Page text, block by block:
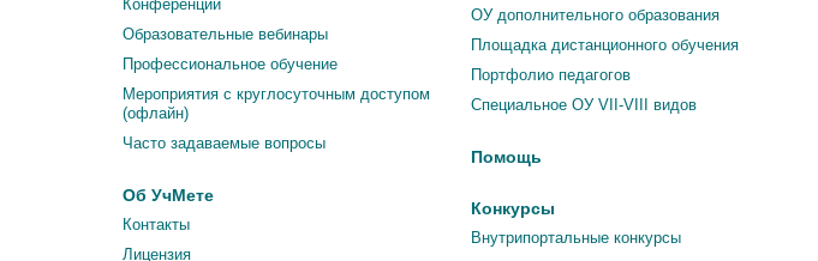
Конференции
Образовательные вебинары
Профессиональное обучение
Мероприятия c круглосуточным доступом
(офлайн)
Часто задаваемые вопросы
Об УчМете
Контакты
Лицензия
ОУ дополнительного образования
Площадка дистанционного обучения
Портфолио педагогов
Специальное ОУ VII-VIII видов
Помощь
Конкурсы
Внутрипортальные конкурсы